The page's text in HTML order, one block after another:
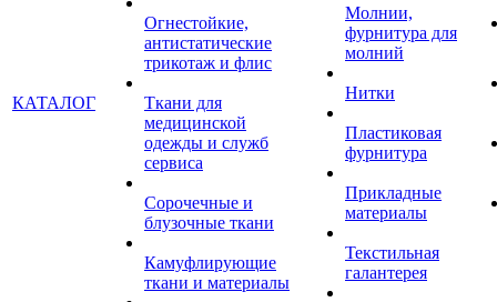
КАТАЛОГ
Огнестойкие,
антистатические
трикотаж и флис
Ткани для
медицинской
одежды и служб
сервиса
Сорочечные и
блузочные ткани
Камуфлирующие
ткани и материалы
Молнии,
фурнитура для
молний
Нитки
Пластиковая
фурнитура
Прикладные
материалы
Текстильная
галантерея